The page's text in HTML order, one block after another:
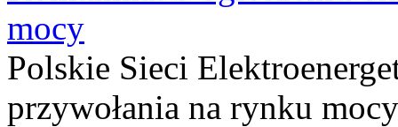
mocy
Polskie Sieci
przywołania na rynku